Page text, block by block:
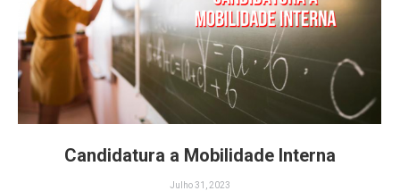
Candidatura a Mobilidade Interna
Julho 31, 2023